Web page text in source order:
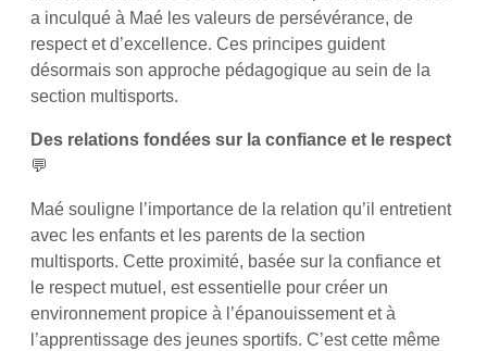
a inculqué à Maé les valeurs de persévérance, de
respect et d’excellence. Ces principes guident
désormais son approche pédagogique au sein de la
section multisports.
Des relations fondées sur la confiance et le respect
💬
Maé souligne l’importance de la relation qu’il entretient
avec les enfants et les parents de la section
multisports. Cette proximité, basée sur la confiance et
le respect mutuel, est essentielle pour créer un
environnement propice à l’épanouissement et à
l’apprentissage des jeunes sportifs. C’est cette même